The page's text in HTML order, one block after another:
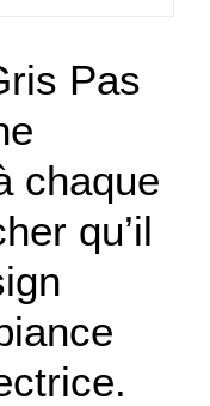
Pas
chaque
qu’il